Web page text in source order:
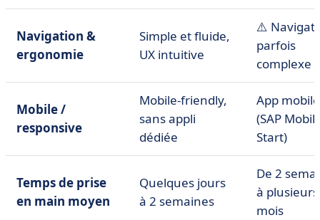
Navigation &
ergonomie
Simple et fluide,
UX intuitive
⚠️
parfois
complexe
Mobile /
responsive
Mobile-friendly,
sans appli
dédiée
App
(SAP
Start)
Temps de prise
en main moyen
Quelques jours
à 2 semaines
De 2
à plusieurs
mois